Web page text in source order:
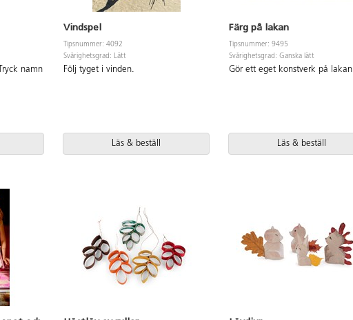
namn
Vindspel
Tipsnummer: 4092
Svårighetsgrad: Lätt
Följ tyget i vinden.
Läs & beställ
Färg på lakan
Tipsnummer: 9495
Svårighetsgrad: Ganska lätt
Gör ett eget konstverk på lakan
Läs & beställ